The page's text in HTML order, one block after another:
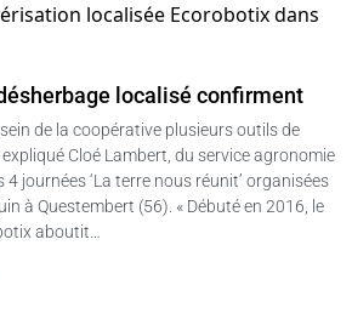
localisé confirment
de la coopérative plusieurs outils de
Cloé Lambert, du service agronomie
4 journées ‘La terre nous réunit’ organisées
à Questembert (56). « Débuté en 2016, le
aboutit…